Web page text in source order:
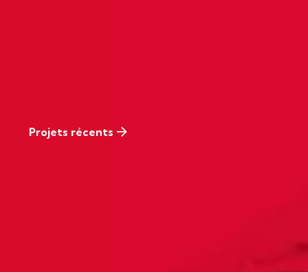
Projets récents